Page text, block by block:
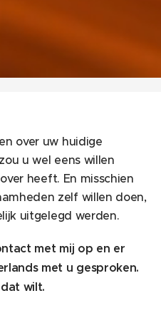
over uw huidige
u wel eens willen
heeft. En misschien
zelf willen doen,
uitgelegd werden.
met mij op en er
met u gesproken.
wilt.